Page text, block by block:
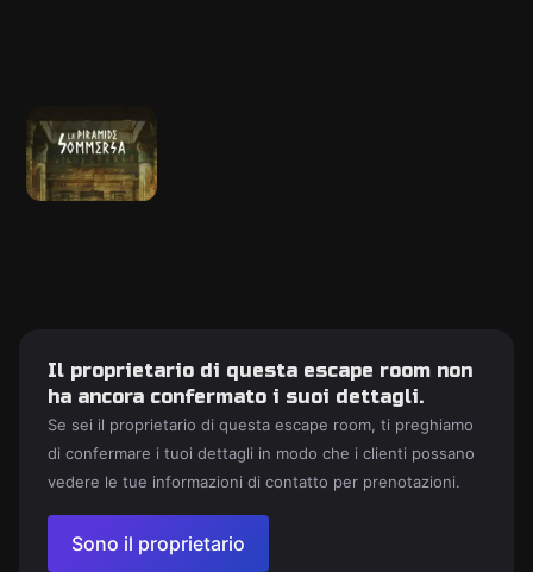
Il proprietario di questa escape room non
ha ancora confermato i suoi dettagli.
Se sei il proprietario di questa escape room, ti preghiamo
di confermare i tuoi dettagli in modo che i clienti possano
vedere le tue informazioni di contatto per prenotazioni.
Sono il proprietario